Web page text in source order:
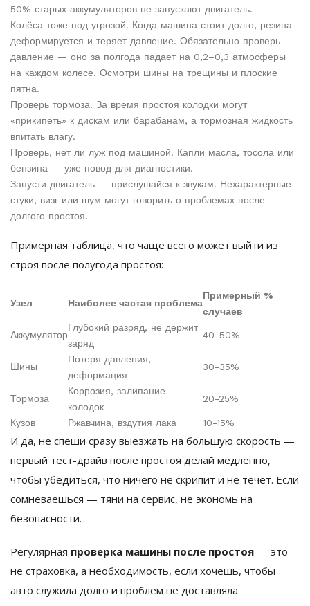
50% старых аккумуляторов не запускают двигатель.
Колёса тоже под угрозой. Когда машина стоит долго, резина
деформируется и теряет давление. Обязательно проверь
давление — оно за полгода падает на 0,2–0,3 атмосферы
на каждом колесе. Осмотри шины на трещины и плоские
пятна.
Проверь тормоза. За время простоя колодки могут
«прикипеть» к дискам или барабанам, а тормозная жидкость
впитать влагу.
Проверь, нет ли луж под машиной. Капли масла, тосола или
бензина — уже повод для диагностики.
Запусти двигатель — прислушайся к звукам. Нехарактерные
стуки, визг или шум могут говорить о проблемах после
долгого простоя.
Примерная таблица, что чаще всего может выйти из
строя после полугода простоя:
Узел Наиболее частая проблема
Примерный %
случаев
Аккумулятор
Глубокий разряд, не держит
заряд
40-50%
Шины
Потеря давления,
деформация
30-35%
Тормоза
Коррозия, залипание
колодок
20-25%
Кузов Ржавчина, вздутия лака 10-15%
И да, не спеши сразу выезжать на большую скорость —
первый тест-драйв после простоя делай медленно,
чтобы убедиться, что ничего не скрипит и не течёт. Если
сомневаешься — тяни на сервис, не экономь на
безопасности.
Регулярная проверка машины после простоя — это
не страховка, а необходимость, если хочешь, чтобы
авто служила долго и проблем не доставляла.